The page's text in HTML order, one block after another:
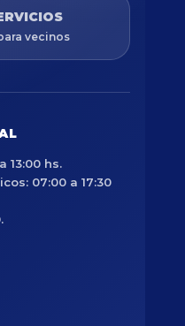
vecinos
13:00 hs.
07:00 a 17:30